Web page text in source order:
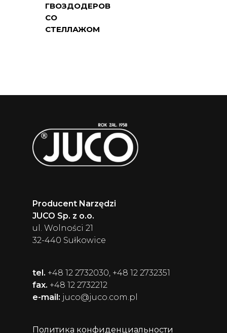
ГВОЗДОДЕРОВ
СО
СТЕЛЛАЖОМ
Producent Narzędzi
JUCO Sp. z o.o.
ul. Wolności 21
32-440 Sułkowice
tel. +48 12 2732030, +48 12 2732351
fax. +48 12 2732212
e-mail: juco@juco.com.pl
Политика конфиденциальности